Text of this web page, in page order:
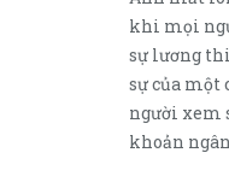
khi mọi
sự lương
sự của một
người xem
khoản